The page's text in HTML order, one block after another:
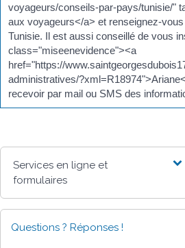
voyageurs/conseils-par-pays/tunisie/"
aux voyageurs</a> et renseignez-
Tunisie. Il est aussi conseillé de vous
class="miseenevidence"><a
href="https://
administratives/
recevoir par mail ou SMS des
Services en ligne et
formulaires
Questions ? Réponses !